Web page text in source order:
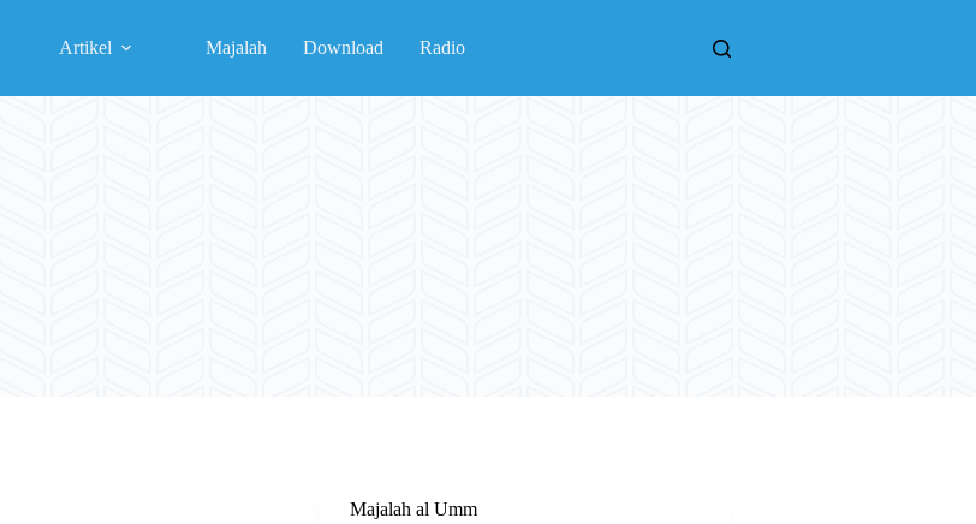
Artikel Majalah Download Radio
Majalah al Umm